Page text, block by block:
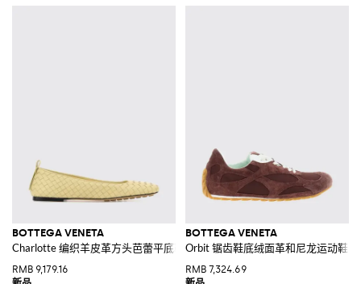
BOTTEGA VENETA
Charlotte 编织羊皮革方头芭蕾平底鞋
RMB 9,179.16
BOTTEGA VENETA
Orbit 锯齿鞋底绒面革和尼龙运动鞋
RMB 7,324.69